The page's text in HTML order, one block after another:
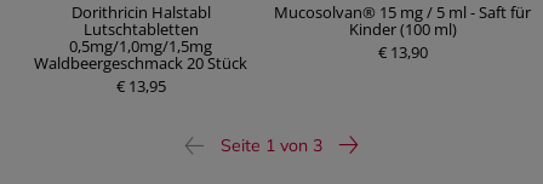
Dorithricin Halstabl
Lutschtabletten
0,5mg/1,0mg/1,5mg
Waldbeergeschmack 20 Stück
€ 13,95
Mucosolvan® 15 mg / 5 ml - Saft für
Kinder (100 ml)
€ 13,90
Seite 1 von 3